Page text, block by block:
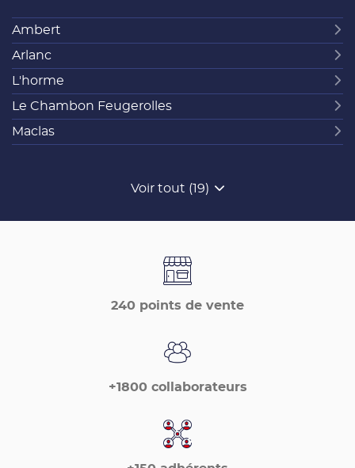
Ambert
Arlanc
L'horme
Le Chambon Feugerolles
Maclas
Voir tout (19)
de
de
France
Matériaux
240 points de vente
+1800 collaborateurs